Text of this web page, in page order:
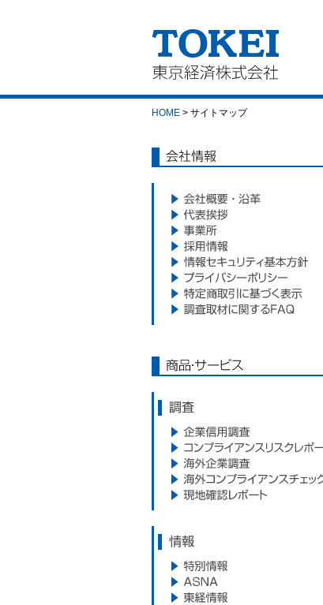
東京経済株式会社｜
TOKEI
HOME > サイトマップ
会社概要・沿革
代表挨拶
事業所
採用情報
情報セキュリティ基本方針
プライバシーポリシー
特定商取引に基づく表示
調査取材に関するFAQ
企業信用調査
コンプライアンスリスクレポー
海外企業調査
海外コンプライアンスサービス
現地確認レポート
特別情報
ASNA